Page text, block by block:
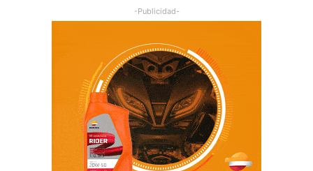
-Publicidad-